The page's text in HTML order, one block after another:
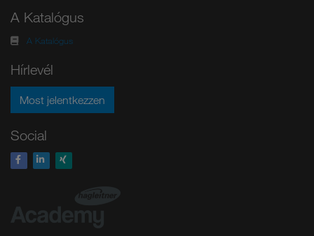
A Katalógus
A Katalógus
Hírlevél
Most jelentkezzen
Social